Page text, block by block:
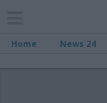
Home News 24